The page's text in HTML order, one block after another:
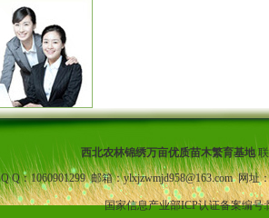
西北农林锦绣万亩优质苗木繁育基地联
Q Q：1060901299 邮箱：ylxjzwmjd958@163.com 网址
国家信息产业部ICP认证备案编号: